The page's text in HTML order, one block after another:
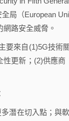
局（European
路安全威脅。
來自(1)5G技術
更新；(2)供應
潛在切入點；與